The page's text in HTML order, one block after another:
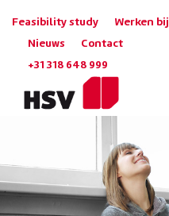
Feasibility study Werken bij
Nieuws Contact
+31 318 648 999